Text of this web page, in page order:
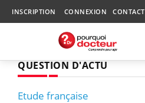
INSCRIPTION CONNEXION CONTACT
QUESTION D'ACTU
Etude française